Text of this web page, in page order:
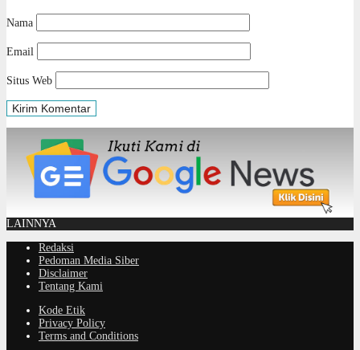
Nama
Email
Situs Web
LAINNYA
Redaksi
Pedoman Media Siber
Disclaimer
Tentang Kami
Kode Etik
Privacy Policy
Terms and Conditions